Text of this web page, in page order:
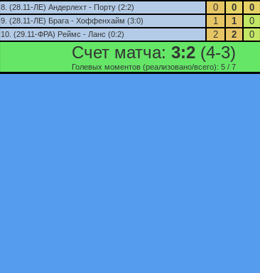
8. (28.11-ЛЕ) Андерлехт - Порту (2:2) 0 0 0
9. (28.11-ЛЕ) Брага - Хоффенхайм (3:0) 1 1 0
10. (29.11-ФРА) Реймс - Ланс (0:2) 2 2 0
Счет матча: 3:2(4-3)
Голевых моментов (реализовано/всего): 5 / 7